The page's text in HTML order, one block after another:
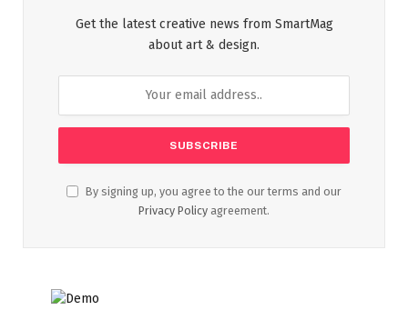
Get the latest creative news from SmartMag
about art & design.
By signing up, you agree to the our terms and our
Privacy Policy agreement.